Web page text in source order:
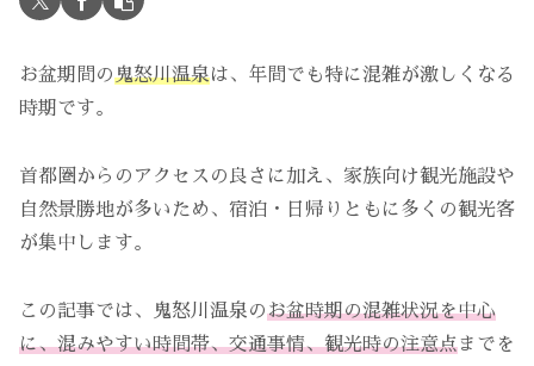
お盆期間の鬼怒川温泉は、年間でも特に混雑が激しくなる
時期です。
首都圏からのアクセスの良さに加え、家族向け観光施設や
自然景勝地が多いため、宿泊・日帰りともに多くの観光客
が集中します。
この記事では、鬼怒川温泉のお盆時期の混雑状況を中心
に、混みやすい時間帯、交通事情、観光時の注意点までを